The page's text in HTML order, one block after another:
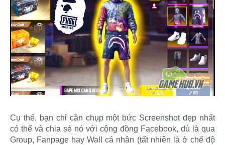
Cụ thể, bạn chỉ cần chụp một bức Screenshot đẹp nhất
có thể và chia sẻ nó với cộng đồng Facebook, dù là qua
Group, Fanpage hay Wall cá nhân (tất nhiên là ở chế độ